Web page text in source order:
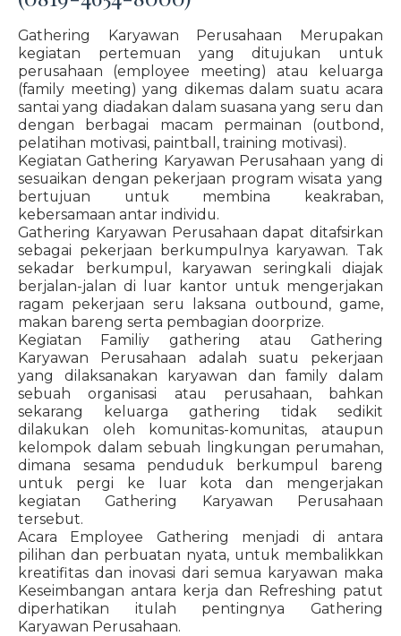
Gathering Karyawan Perusahaan Merupakan
kegiatan pertemuan yang ditujukan untuk
perusahaan (employee meeting) atau keluarga
(family meeting) yang dikemas dalam suatu acara
santai yang diadakan dalam suasana yang seru dan
dengan berbagai macam permainan (outbond,
pelatihan motivasi, paintball, training motivasi).
Kegiatan Gathering Karyawan Perusahaan yang di
sesuaikan dengan pekerjaan program wisata yang
bertujuan untuk membina keakraban,
kebersamaan antar individu.
Gathering Karyawan Perusahaan dapat ditafsirkan
sebagai pekerjaan berkumpulnya karyawan. Tak
sekadar berkumpul, karyawan seringkali diajak
berjalan-jalan di luar kantor untuk mengerjakan
ragam pekerjaan seru laksana outbound, game,
makan bareng serta pembagian doorprize.
Kegiatan Familiy gathering atau Gathering
Karyawan Perusahaan adalah suatu pekerjaan
yang dilaksanakan karyawan dan family dalam
sebuah organisasi atau perusahaan, bahkan
sekarang keluarga gathering tidak sedikit
dilakukan oleh komunitas-komunitas, ataupun
kelompok dalam sebuah lingkungan perumahan,
dimana sesama penduduk berkumpul bareng
untuk pergi ke luar kota dan mengerjakan
kegiatan Gathering Karyawan Perusahaan
tersebut.
Acara Employee Gathering menjadi di antara
pilihan dan perbuatan nyata, untuk membalikkan
kreatifitas dan inovasi dari semua karyawan maka
Keseimbangan antara kerja dan Refreshing patut
diperhatikan itulah pentingnya Gathering
Karyawan Perusahaan.